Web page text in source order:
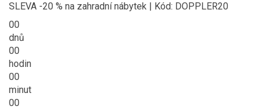
SLEVA -20 % na zahradní nábytek | Kód: DOPPLER20
00
dnů
00
hodin
00
minut
00